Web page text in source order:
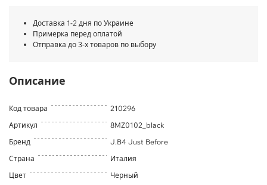
Доставка 1-2 дня по Украине
Примерка перед оплатой
Отправка до 3-х товаров по выбору
Описание
Код товара
210296
Артикул
8MZ0102_black
Бренд
J.B4 Just Before
Страна
Италия
Цвет
Черный